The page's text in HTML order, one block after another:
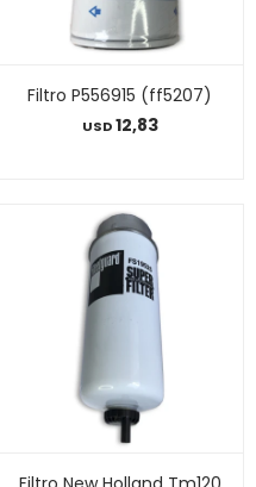
Filtro P556915 (ff5207)
USD12,83